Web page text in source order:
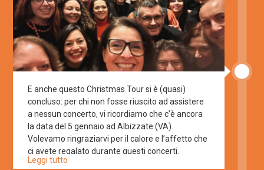
E anche questo Christmas Tour si è (quasi)
concluso: per chi non fosse riuscito ad assistere
a nessun concerto, vi ricordiamo che c’è ancora
la data del 5 gennaio ad Albizzate (VA).
Volevamo ringraziarvi per il calore e l’affetto che
ci avete regalato durante questi concerti.
Cantare per noi è sempre un piacere, ma poter
Leggi tutto